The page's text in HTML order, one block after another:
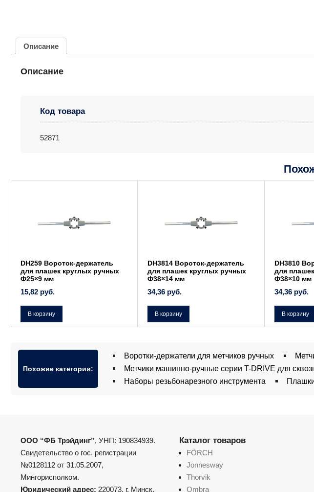
Описание
Описание
Код товара
52871
DH259 Вороток-держатель
для плашек круглых ручных
Ф25×9 мм
15,82 руб.
В корзину
DH3814 Вороток-держатель
для плашек круглых ручных
Ф38×14 мм
34,36 руб.
В корзину
DH3810
для
Ф38×10 мм
34,36 руб.
В корзину
Похожие категории:
Воротки-держатели для метчиков ручных
Метчики машинно-ручные серии T-DRIVE для
Наборы резьбонарезного инструмента
ООО “ФБ Трэйдинг”, УНП: 190834939.
Свидетельство о гос. регистрации
№0128112 от 31.05.2007,
Мингорисполком.
Юридический адрес: 220073, г. Минск,
Каталог товаров
FÖRCH
Jonnesway
Thorvik
Ombra